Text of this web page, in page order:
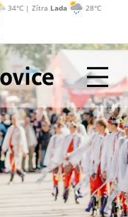
34°C | Zítra Lada 28°C